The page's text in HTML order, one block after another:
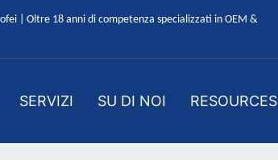
| Oltre 18 anni di competenza specializzati in OEM &
SERVIZI SU DI NOI RESOURCES